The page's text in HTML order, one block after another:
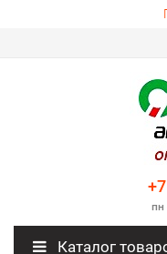
пн
Каталог